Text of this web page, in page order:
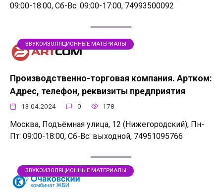
09:00-18:00, Сб-Вс: 09:00-17:00, 74993500092
ЗВУКОИЗОЛЯЦИОННЫЕ МАТЕРИАЛЫ
Производственно-торговая компания. Артком:
Адрес, телефон, реквизиты предприятия
13.04.2024 0 178
Москва, Подъёмная улица, 12 (Нижегородский), Пн-
Пт: 09:00-18:00, Сб-Вс: выходной, 74951095766
ЗВУКОИЗОЛЯЦИОННЫЕ МАТЕРИАЛЫ